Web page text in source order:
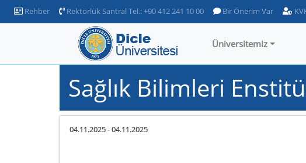
Rehber Rektörlük Santral Tel.: +90 412 241 10 00 Bir Önerim Var
Üniversitemiz
Sağlık Bilimleri
04.11.2025-04.11.2025